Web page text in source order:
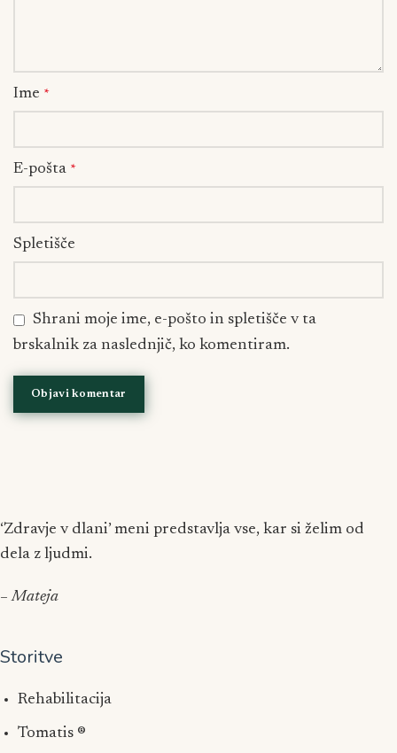
Ime *
E-pošta *
Spletišče
Shrani moje ime, e-pošto in spletišče v ta
brskalnik za naslednjič, ko komentiram.
‘Zdravje v dlani’ meni predstavlja vse, kar si želim od
dela z ljudmi.
– Mateja
Storitve
Rehabilitacija
Tomatis ®